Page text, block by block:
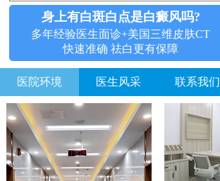
身上有白斑白点是白癜风吗?
多年经验医生面诊+美国三维皮肤CT
快速准确 祛白更有保障
医院环境 医生风采 联系我们